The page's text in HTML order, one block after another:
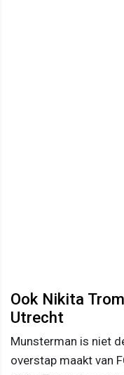
Ook Nikita
Utrecht
Munsterman is niet
overstap maakt van